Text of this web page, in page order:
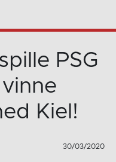
PSG
Kiel!
30/03/2020